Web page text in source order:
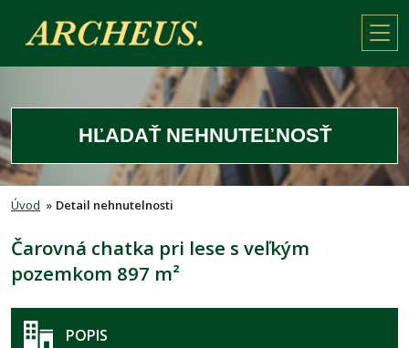
HĽADAŤ NEHNUTEĽNOSŤ
Úvod » Detail nehnutelnosti
Čarovná chatka pri lese s veľkým
pozemkom 897 m²
POPIS